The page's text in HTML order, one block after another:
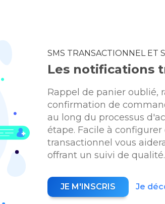
SMS TRANSACTIONNEL ET
Les notifications
Rappel de panier oublié,
confirmation de
au long du processus
étape. Facile à configurer
transactionnel vous
offrant un suivi de qualité.
JE M'INSCRIS Je